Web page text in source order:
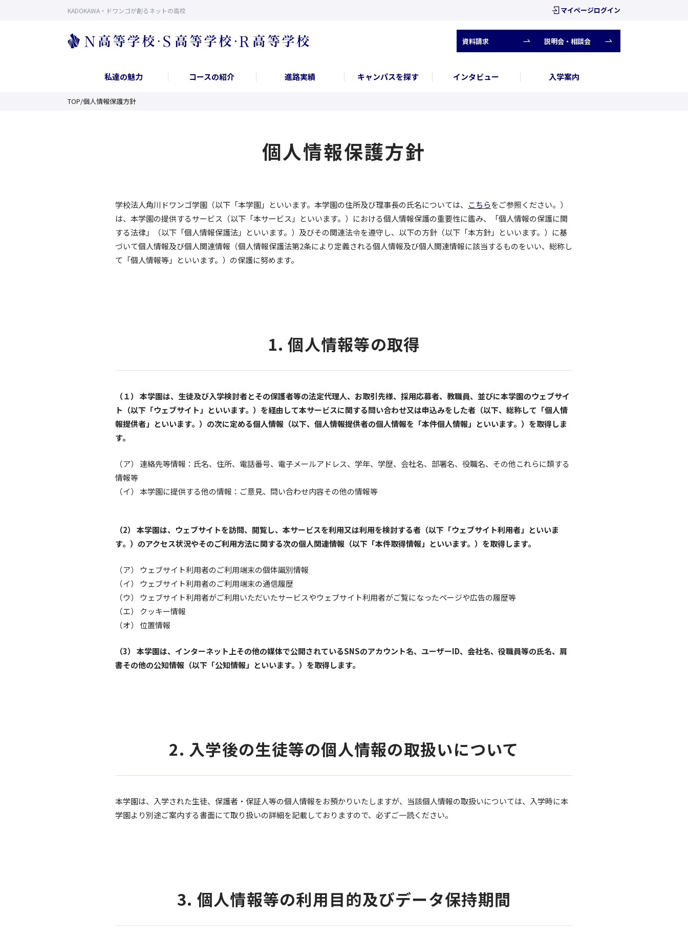
KADOKAWA・ドワンゴが創るネットの高校 マイページログイン
資料請求 説明会・相談会
私達の魅力 コースの紹介 進路実績 キャンパスを探す インタビュー 入学案内
TOP/個人情報保護方針
個人情報保護方針
学校法人角川ドワンゴ学園（以下「本学園」といいます。本学園の住所及び理事長の氏名については、 こちらをご参照ください。）
は、本学園の提供するサービス（以下「本サービス」といいます。）における個人情報保護の重要性に鑑み、「個人情報の保護に関
する法律」（以下「個人情報保護法」といいます。）及びその関連法令を遵守し、以下の方針（以下「本方針」といいます。）に基
づいて個人情報及び個人関連情報（個人情報保護法第2条により定義される個人情報及び個人関連情報に該当するものをいい、総称し
て「個人情報等」といいます。）の保護に努めます。
1. 個人情報等の取得
（１） 本学園は、生徒及び入学検討者とその保護者等の法定代理人、お取引先様、採用応募者、教職員、並びに本学園のウェブサイ
ト（以下「ウェブサイト」といいます。）を経由して本サービスに関する問い合わせ又は申込みをした者（以下、総称して「個人情
報提供者」といいます。）の次に定める個人情報（以下、個人情報提供者の個人情報を「本件個人情報」といいます。）を取得しま
す。
（ア） 連絡先等情報：氏名、住所、電話番号、電子メールアドレス、学年、学歴、会社名、部署名、役職名、その他これらに類する
情報等
（イ） 本学園に提供する他の情報：ご意見、問い合わせ内容その他の情報等
（2） 本学園は、ウェブサイトを訪問、閲覧し、本サービスを利用又は利用を検討する者（以下「ウェブサイト利用者」といいま
す。）のアクセス状況やそのご利用方法に関する次の個人関連情報（以下「本件取得情報」といいます。）を取得します。
（ア） ウェブサイト利用者のご利用端末の個体識別情報
（イ） ウェブサイト利用者のご利用端末の通信履歴
（ウ） ウェブサイト利用者がご利用いただいたサービスやウェブサイト利用者がご覧になったページや広告の履歴等
（エ） クッキー情報
（オ） 位置情報
（3） 本学園は、インターネット上その他の媒体で公開されているSNSのアカウント名、ユーザーID、会社名、役職員等の氏名、肩
書その他の公知情報（以下「公知情報」といいます。）を取得します。
2. 入学後の生徒等の個人情報の取扱いについて
本学園は、入学された生徒、保護者・保証人等の個人情報をお預かりいたしますが、当該個人情報の取扱いについては、入学時に本
学園より別途ご案内する書面にて取り扱いの詳細を記載しておりますので、必ずご一読ください。
3. 個人情報等の利用目的及びデータ保持期間